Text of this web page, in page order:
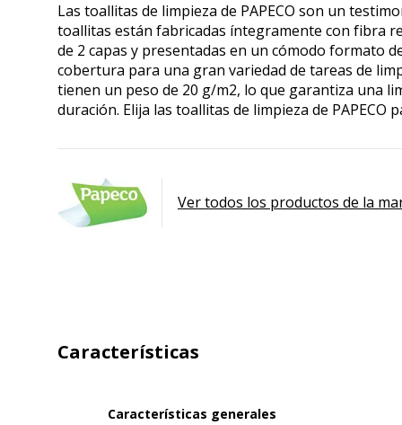
Las toallitas de limpieza de PAPECO son un
toallitas están fabricadas íntegramente con fibra
de 2 capas y presentadas en un cómodo formato
cobertura para una gran variedad de tareas de
tienen un peso de 20 g/m2, lo que garantiza una
duración. Elija las toallitas de limpieza de
Ver todos los productos de la
Características
Características generales